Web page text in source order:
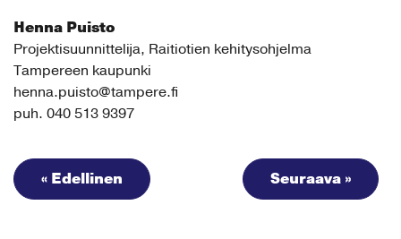
Henna Puisto
Projektisuunnittelija, Raitiotien kehitysohjelma
Tampereen kaupunki
henna.puisto@tampere.fi
puh. 040 513 9397
Seuraava »
« Edellinen